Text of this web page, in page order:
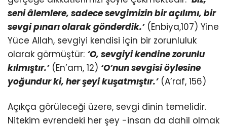
seni âlemlere, sadece sevgimizin bir açılımı, bir
sevgi pınarı olarak gönderdik.’(Enbiya,107) Yine
Yüce Allah, sevgiyi kendisi için bir zorunluluk
olarak görmüştür: ‘O, sevgiyi kendine zorunlu
kılmıştır.’(En’am, 12) ‘O’nun sevgisi öylesine
yoğundur ki, her şeyi kuşatmıştır.’(A’raf, 156)
Açıkça görüleceği üzere, sevgi dinin temelidir.
Nitekim evrendeki her şey -insan da dahil olmak